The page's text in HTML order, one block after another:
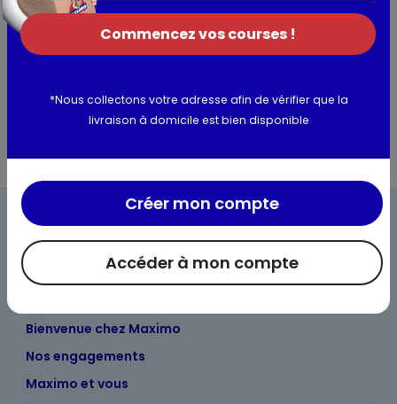
Valeurs nutritionnelles
Bienvenue chez Maximo
Nos engagements
Maximo et vous
Commencez vos courses !
*Nous collectons votre adresse afin de vérifier que la
livraison à domicile est bien disponible
Accéder à mon compte
Créer mon compte